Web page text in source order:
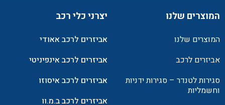
המוצרים שלנו
המוצרים שלנו
אביזרים לרכב
סגירות לטנדר – סגירות ידניות
וחשמליות
יצרני כלי רכב
אביזרים לרכב אאודי
אביזרים לרכב אינפיניטי
אביזרים לרכב איסוזו
אביזרים לרכב ב.מ.וו